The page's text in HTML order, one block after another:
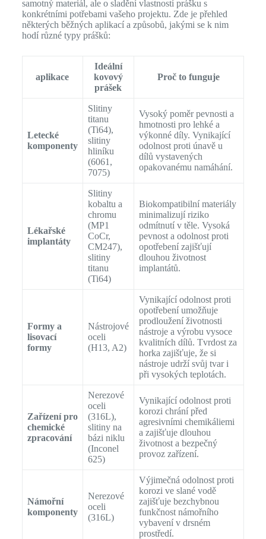
samotný materiál, ale o sladění vlastností prášku s
konkrétními potřebami vašeho projektu. Zde je přehled
některých běžných aplikací a způsobů, jakými se k nim
hodí různé typy prášků:
aplikace
Ideální
kovový
prášek
Proč to funguje
Letecké
komponenty
Slitiny
titanu
(Ti64),
slitiny
hliníku
(6061,
7075)
Vysoký poměr pevnosti a
hmotnosti pro lehké a
výkonné díly. Vynikající
odolnost proti únavě u
dílů vystavených
opakovanému namáhání.
Lékařské
implantáty
Slitiny
kobaltu a
chromu
(MP1
CoCr,
CM247),
slitiny
titanu
(Ti64)
Biokompatibilní materiály
minimalizují riziko
odmítnutí v těle. Vysoká
pevnost a odolnost proti
opotřebení zajišťují
dlouhou životnost
implantátů.
Formy a
lisovací
formy
Nástrojové
oceli
(H13, A2)
Vynikající odolnost proti
opotřebení umožňuje
prodloužení životnosti
nástroje a výrobu vysoce
kvalitních dílů. Tvrdost za
horka zajišťuje, že si
nástroje udrží svůj tvar i
při vysokých teplotách.
Zařízení pro
chemické
zpracování
Nerezové
oceli
(316L),
slitiny na
bázi niklu
(Inconel
625)
Vynikající odolnost proti
korozi chrání před
agresivními chemikáliemi
a zajišťuje dlouhou
životnost a bezpečný
provoz zařízení.
Námořní
komponenty
Nerezové
oceli
(316L)
Výjimečná odolnost proti
korozi ve slané vodě
zajišťuje bezchybnou
funkčnost námořního
vybavení v drsném
prostředí.